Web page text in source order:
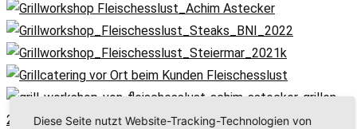
Diese Seite nutzt Website-Tracking-Technologien von